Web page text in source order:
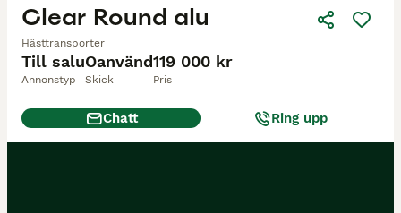
Till salu
Annonstyp
Oanvänd
Skick
119 000 kr
Pris
Clear Round alu
Hästtransporter
Chatt Ring upp